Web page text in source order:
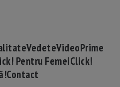
VedeteVideoPrime
Pentru FemeiClick!
Contact